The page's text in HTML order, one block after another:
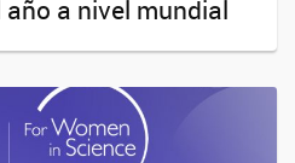
a nivel mundial